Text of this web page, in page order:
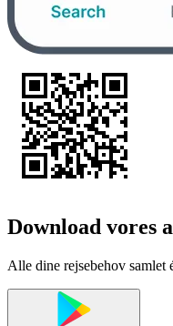
Download vores
Alle dine rejsebehov samlet